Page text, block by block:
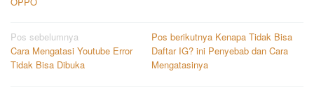
Navigasi
pos
Pos sebelumnya
Cara Mengatasi Youtube Error
Tidak Bisa Dibuka
Pos berikutnyaKenapa Tidak Bisa
Daftar IG? ini Penyebab dan Cara
Mengatasinya